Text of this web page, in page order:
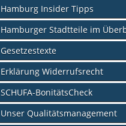
Hamburg Insider Tipps
Hamburger Stadtteile im
Gesetzestexte
Erklärung Widerrufsrecht
SCHUFA-BonitätsCheck
Unser Qualitätsmanagement